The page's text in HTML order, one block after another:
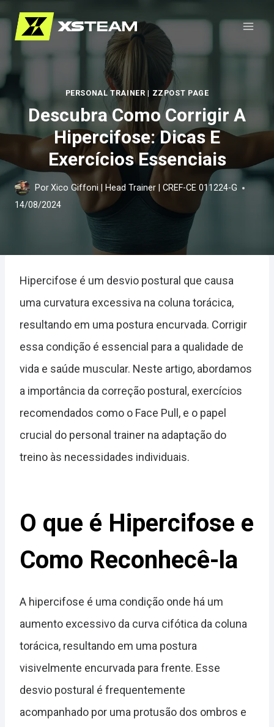
Pular
para
Conteúdo
PERSONAL TRAINER | ZZPOST PAGE
Descubra Como Corrigir A
Hipercifose: Dicas E
Exercícios Essenciais
PorXico Giffoni | Head Trainer | CREF-CE 011224-G
14/08/2024
Hipercifose é um desvio postural que causa
uma curvatura excessiva na coluna torácica,
resultando em uma postura encurvada. Corrigir
essa condição é essencial para a qualidade de
vida e saúde muscular. Neste artigo, abordamos
a importância da correção postural, exercícios
recomendados como o Face Pull, e o papel
crucial do personal trainer na adaptação do
treino às necessidades individuais.
O que é Hipercifose e
Como Reconhecê-la
A hipercifose é uma condição onde há um
aumento excessivo da curva cifótica da coluna
torácica, resultando em uma postura
visivelmente encurvada para frente. Esse
desvio postural é frequentemente
acompanhado por uma protusão dos ombros e